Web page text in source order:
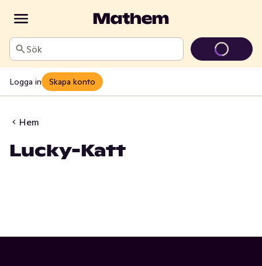
Sök
Logga in Skapa konto
Hem
Lucky-Katt